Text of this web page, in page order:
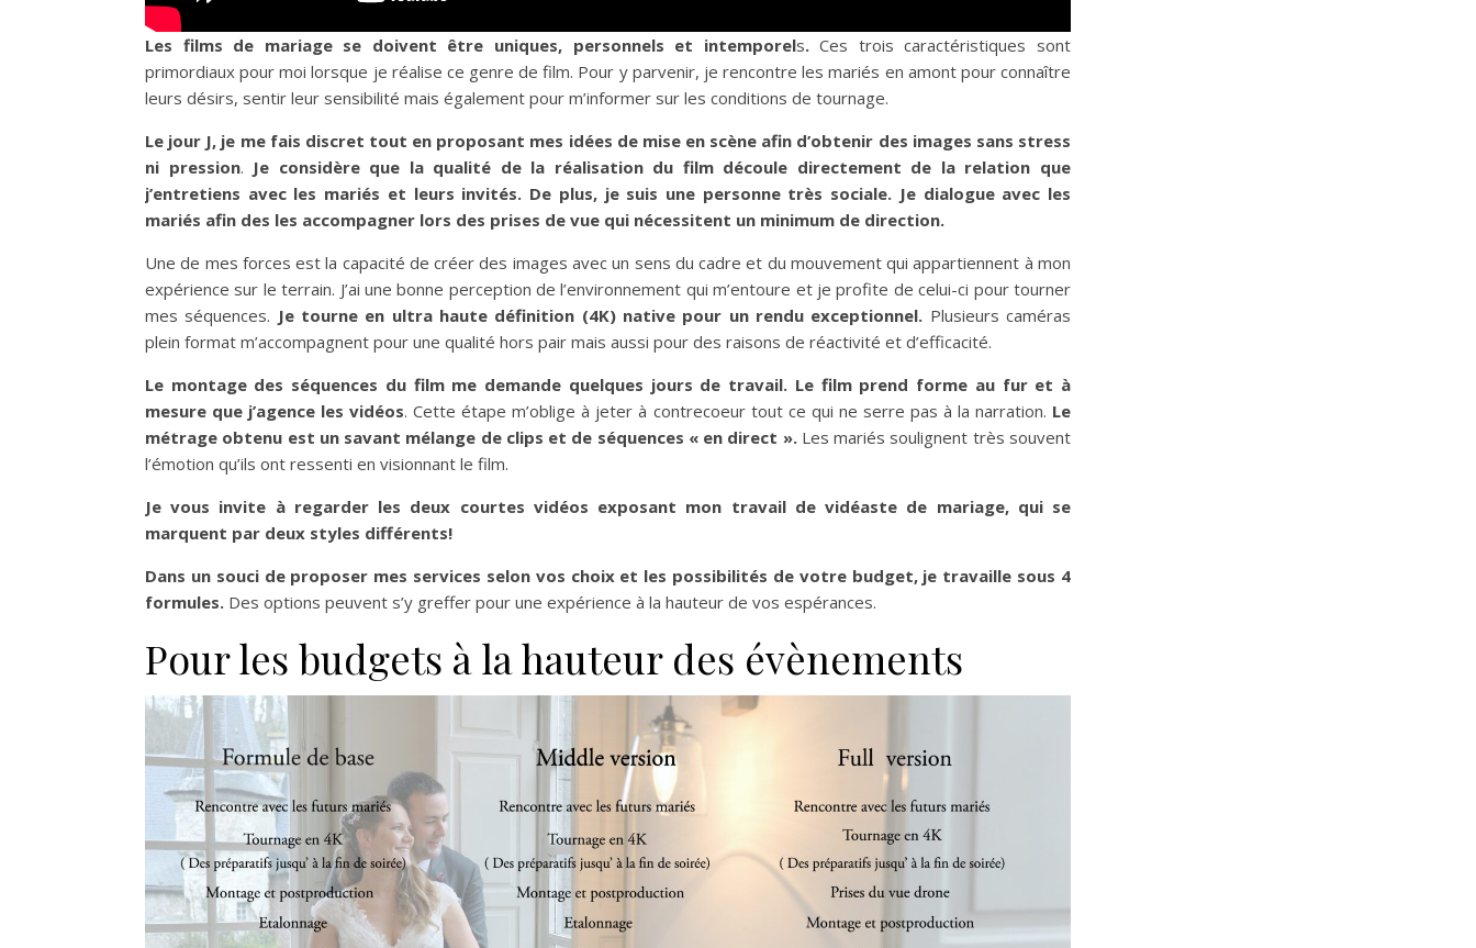
Les films de mariage se doivent être uniques, personnels et intemporels.Ces trois caractéristiques sont
primordiaux pour moi lorsque je réalise ce genre de film. Pour y parvenir, je rencontre les mariés en amont pour connaître
leurs désirs, sentir leur sensibilité mais également pour m’informer sur les conditions de tournage.
Le jour J, je me fais discret tout en proposant mes idées de mise en scène afin d’obtenir des images sans stress
ni pression. Je considère que la qualité de la réalisation du film découle directement de la relation que
j’entretiens avec les mariés et leurs invités. De plus, je suis une personne très sociale. Je dialogue avec les
mariés afin des les accompagner lors des prises de vue qui nécessitent un minimum de direction.
Une de mes forces est la capacité de créer des images avec un sens du cadre et du mouvement qui appartiennent à mon
expérience sur le terrain. J’ai une bonne perception de l’environnement qui m’entoure et je profite de celui-ci pour tourner
mes séquences. Je tourne en ultra haute définition (4K) native pour un rendu exceptionnel. Plusieurs caméras
plein format m’accompagnent pour une qualité hors pair mais aussi pour des raisons de réactivité et d’efficacité.
Le montage des séquences du film me demande quelques jours de travail. Le film prend forme au fur et à
mesure que j’agence les vidéos. Cette étape m’oblige à jeter à contrecoeur tout ce qui ne serre pas à la narration. Le
métrage obtenu est un savant mélange de clips et de séquences « en direct ».Les mariés soulignent très souvent
l’émotion qu’ils ont ressenti en visionnant le film.
Je vous invite à regarder les deux courtes vidéos exposant mon travail de vidéaste de mariage, qui se
marquent par deux styles différents!
Dans un souci de proposer mes services selon vos choix et les possibilités de votre budget, je travaille sous 4
formules. Des options peuvent s’y greffer pour une expérience à la hauteur de vos espérances.
Pour les budgets à la hauteur des évènements